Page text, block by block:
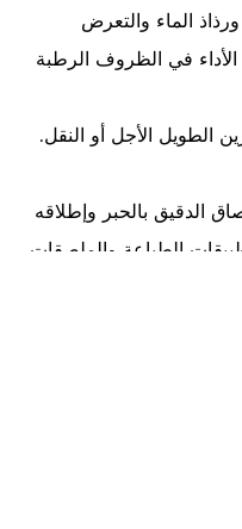
الماء والتعرض
في الظروف الرطبة
الطويل الأجل أو النقل.
الدقيق بالحبر وإطلاقه
الطباعة والملصقات
الطبية المناسبة